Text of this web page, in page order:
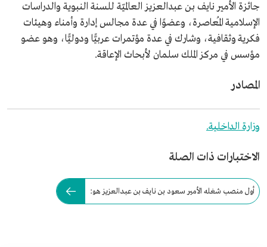
جائزة الأمير نايف بن عبدالعزيز العالميّة للسنة النبوية والدراسات
الإسلامية المُعاصرة، وعضوًا في عدة مجالس إدارة وأمناء وهيئات
فكرية وثقافية، وشارك في عدة مؤتمرات عربيًّا ودوليًّا، وهو عضو
مؤسس في مركز الملك سلمان لأبحاث الإعاقة.
المصادر
وزارة الداخلية.
الاختبارات ذات الصلة
أول منصب شغله الأمير سعود بن نايف بن عبدالعزيز هو: